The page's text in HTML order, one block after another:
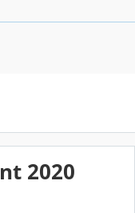
2020